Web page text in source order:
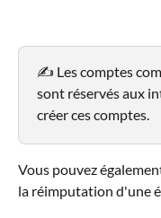
✍️ Les comptes
sont réservés aux
créer ces comptes.
Vous pouvez
la réimputation d'une